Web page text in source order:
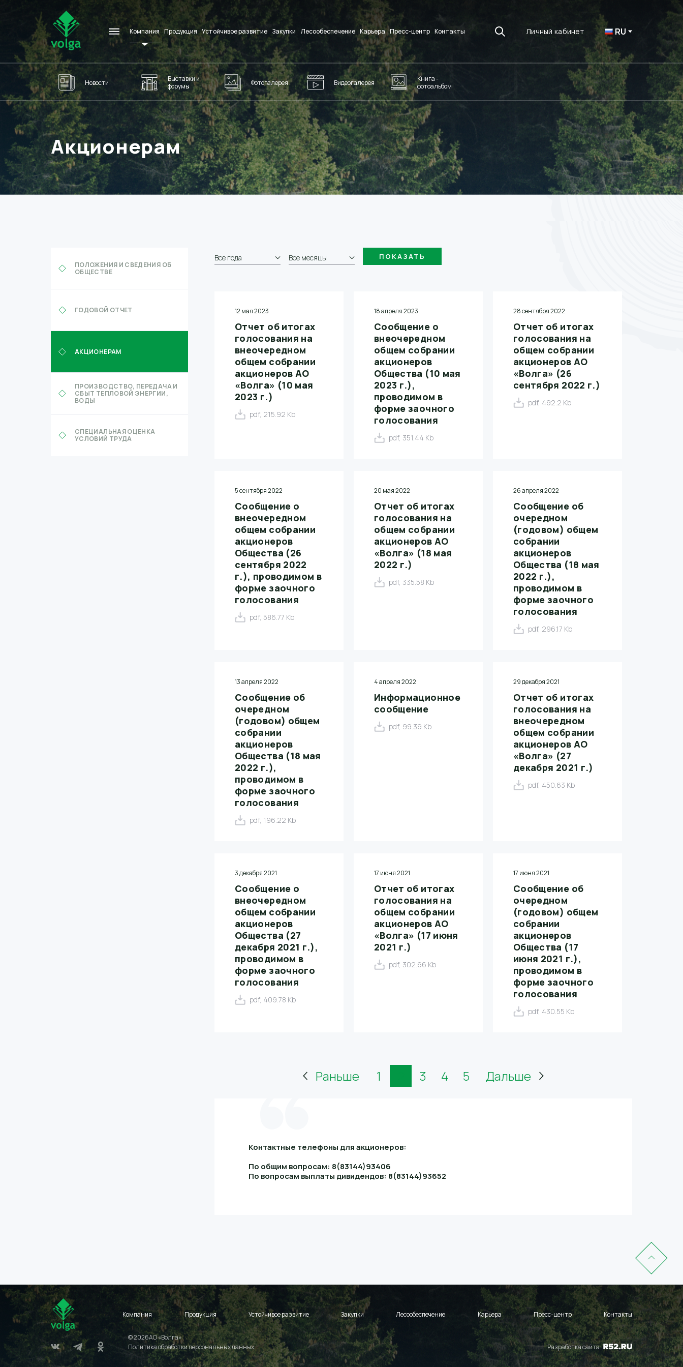
Компания Продукция Устойчивое развитие Закупки Лесообеспечение Карьера Пресс-центр Контакты Личный кабинет RU
Новости
Выставки и
форумы
Фотогалерея Видеогалерея
Книга -
фотоальбом
Акционерам
ПОЛОЖЕНИЯ И СВЕДЕНИЯ ОБ
ОБЩЕСТВЕ
ГОДОВОЙ ОТЧЕТ
АКЦИОНЕРАМ
ПРОИЗВОДСТВО, ПЕРЕДАЧА И
СБЫТ ТЕПЛОВОЙ ЭНЕРГИИ,
ВОДЫ
СПЕЦИАЛЬНАЯ ОЦЕНКА
УСЛОВИЙ ТРУДА
Все года Все месяцы
12 мая 2023
Отчет об итогах
голосования на
внеочередном
общем собрании
акционеров АО
«Волга» (10 мая
2023 г.)
pdf, 215.92 Kb
18 апреля 2023
Сообщение о
внеочередном
общем собрании
акционеров
Общества (10 мая
2023 г.),
проводимом в
форме заочного
голосования
pdf, 351.44 Kb
28 сентября 2022
Отчет об итогах
голосования на
общем собрании
акционеров АО
«Волга» (26
сентября 2022 г.)
pdf, 492.2 Kb
5 сентября 2022
Сообщение о
внеочередном
общем собрании
акционеров
Общества (26
сентября 2022
г.), проводимом в
форме заочного
голосования
pdf, 586.77 Kb
20 мая 2022
Отчет об итогах
голосования на
общем собрании
акционеров АО
«Волга» (18 мая
2022 г.)
pdf, 335.58 Kb
26 апреля 2022
Сообщение об
очередном
(годовом) общем
собрании
акционеров
Общества (18 мая
2022 г.),
проводимом в
форме заочного
голосования
pdf, 296.17 Kb
13 апреля 2022
Сообщение об
очередном
(годовом) общем
собрании
акционеров
Общества (18 мая
2022 г.),
проводимом в
форме заочного
голосования
pdf, 196.22 Kb
4 апреля 2022
Информационное
сообщение
pdf, 99.39 Kb
29 декабря 2021
Отчет об итогах
голосования на
внеочередном
общем собрании
акционеров АО
«Волга» (27
декабря 2021 г.)
pdf, 450.63 Kb
3 декабря 2021
Сообщение о
внеочередном
общем собрании
акционеров
Общества (27
декабря 2021 г.),
проводимом в
форме заочного
голосования
pdf, 409.78 Kb
17 июня 2021
Отчет об итогах
голосования на
общем собрании
акционеров АО
«Волга» (17 июня
2021 г.)
pdf, 302.66 Kb
17 июня 2021
Сообщение об
очередном
(годовом) общем
собрании
акционеров
Общества (17
июня 2021 г.),
проводимом в
форме заочного
голосования
pdf, 430.55 Kb
Раньше 1 3 4 5 Дальше
Контактные телефоны для акционеров:
По общим вопросам: 8(83144)93406
По вопросам выплаты дивидендов: 8(83144)93652
Компания Продукция Устойчивое развитие Закупки Лесообеспечение Карьера Пресс-центр Контакты
© 2026АО «Волга»
Политика обработки персональных данных
Разработка сайта